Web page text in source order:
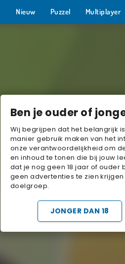
Ben je ouder of
Wij begrijpen dat het belangrijk
manier gebruik maken van het
onze verantwoordelijkheid om
en inhoud te tonen die bij jouw
dat je nog geen 18 jaar of ouder
geen advertenties te zien
doelgroep.
JONGER DAN 18
Nieuw Puzzel Multiplayer